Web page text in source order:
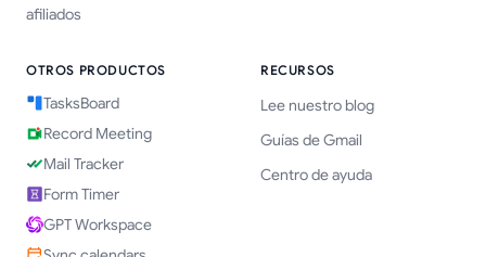
afiliados
OTROS PRODUCTOS
TasksBoard
Record Meeting
Mail Tracker
Form Timer
GPT Workspace
RECURSOS
Lee nuestro blog
Guías de Gmail
Centro de ayuda